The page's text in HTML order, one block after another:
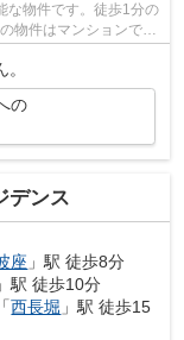
な物件です。徒歩1分の
物件はマンションで
の
デンス
座 」駅 徒歩8分
」駅 徒歩10分
「西長堀 」駅 徒歩15